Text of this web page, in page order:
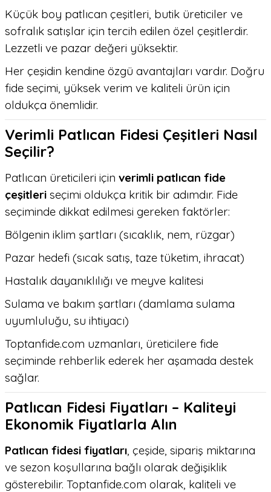
Küçük boy patlıcan çeşitleri, butik üreticiler ve
sofralık satışlar için tercih edilen özel çeşitlerdir.
Lezzetli ve pazar değeri yüksektir.
Her çeşidin kendine özgü avantajları vardır. Doğru
fide seçimi, yüksek verim ve kaliteli ürün için
oldukça önemlidir.
Verimli Patlıcan Fidesi Çeşitleri Nasıl
Seçilir?
Patlıcan üreticileri için verimli patlıcan fide
çeşitleri seçimi oldukça kritik bir adımdır. Fide
seçiminde dikkat edilmesi gereken faktörler:
Bölgenin iklim şartları (sıcaklık, nem, rüzgar)
Pazar hedefi (sıcak satış, taze tüketim, ihracat)
Hastalık dayanıklılığı ve meyve kalitesi
Sulama ve bakım şartları (damlama sulama
uyumluluğu, su ihtiyacı)
Toptanfide.com uzmanları, üreticilere fide
seçiminde rehberlik ederek her aşamada destek
sağlar.
Patlıcan Fidesi Fiyatları – Kaliteyi
Ekonomik Fiyatlarla Alın
Patlıcan fidesi fiyatları , çeşide, sipariş miktarına
ve sezon koşullarına bağlı olarak değişiklik
gösterebilir. Toptanfide.com olarak, kaliteli ve